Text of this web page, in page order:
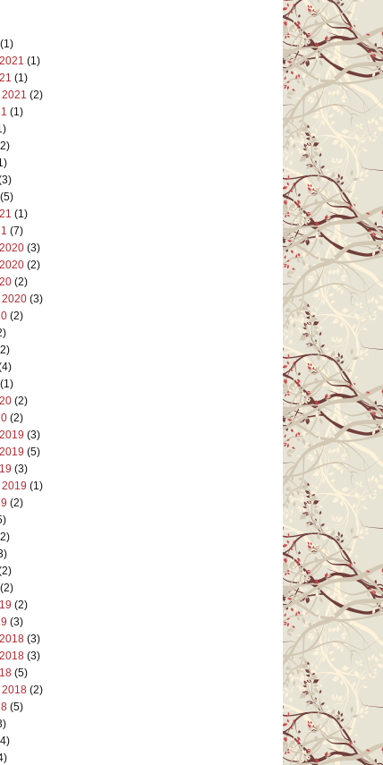
(1)
(1)
(1)
(2)
(1)
(5)
(1)
(7)
(3)
(2)
(2)
2020(3)
(2)
(2)
(2)
(3)
(5)
(3)
(1)
(2)
(2)
(2)
(3)
(3)
(3)
(5)
2018(2)
(5)